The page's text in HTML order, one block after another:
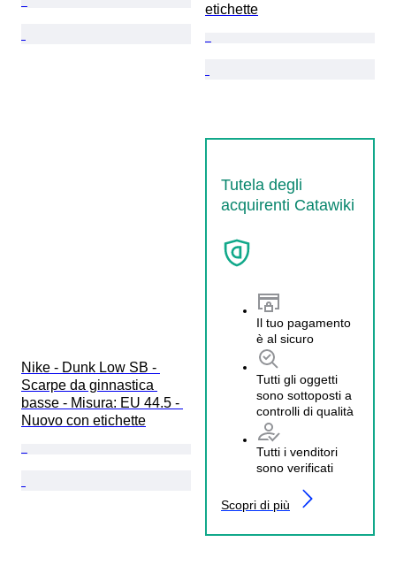
etichette
Nike - Dunk Low SB -
Scarpe da ginnastica
basse - Misura: EU 44.5 -
Nuovo con etichette
Tutela degli
acquirenti Catawiki
Il tuo pagamento
è al sicuro
Tutti gli oggetti
sono sottoposti a
controlli di qualità
Tutti i venditori
sono verificati
Scopri di più